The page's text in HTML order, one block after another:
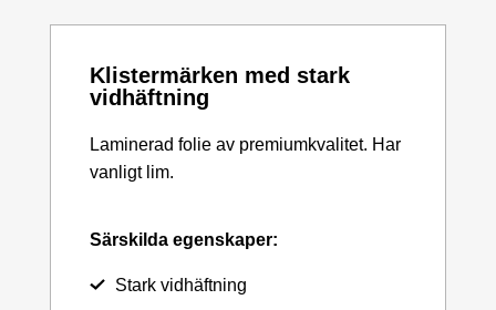
Klistermärken med stark
vidhäftning
Laminerad folie av premiumkvalitet. Har
vanligt lim.
Särskilda egenskaper:
Stark vidhäftning